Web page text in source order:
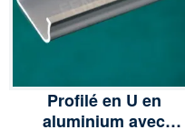
Profilé en U en
aluminium avec